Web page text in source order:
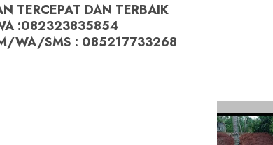
TERCEPAT DAN TERBAIK
:082323835854
WA/SMS : 085217733268